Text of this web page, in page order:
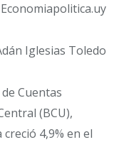
Iglesias Toledo
Cuentas
(BCU),
4,9% en el